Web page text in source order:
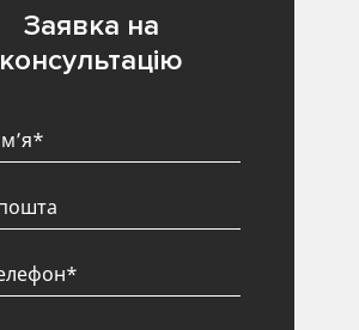
Заявка на
консультацію